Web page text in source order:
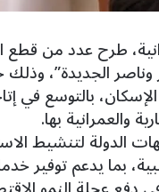
طرح عدد من قطع
بالتوسع في
والعمرانية بها.
الدولة لتنشيط
بما يدعم توفير